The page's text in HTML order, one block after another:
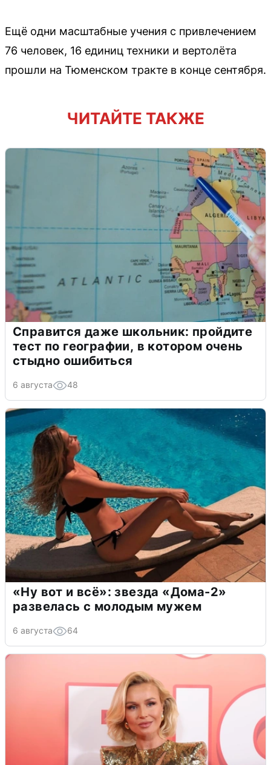
Ещё одни масштабные учения с привлечением
76 человек, 16 единиц техники и вертолёта
прошли на Тюменском тракте в конце сентября.
ЧИТАЙТЕ ТАКЖЕ
Справится даже школьник: пройдите
тест по географии, в котором очень
стыдно ошибиться
6 августа 48
«Ну вот и всё»: звезда «Дома-2»
развелась с молодым мужем
6 августа 64